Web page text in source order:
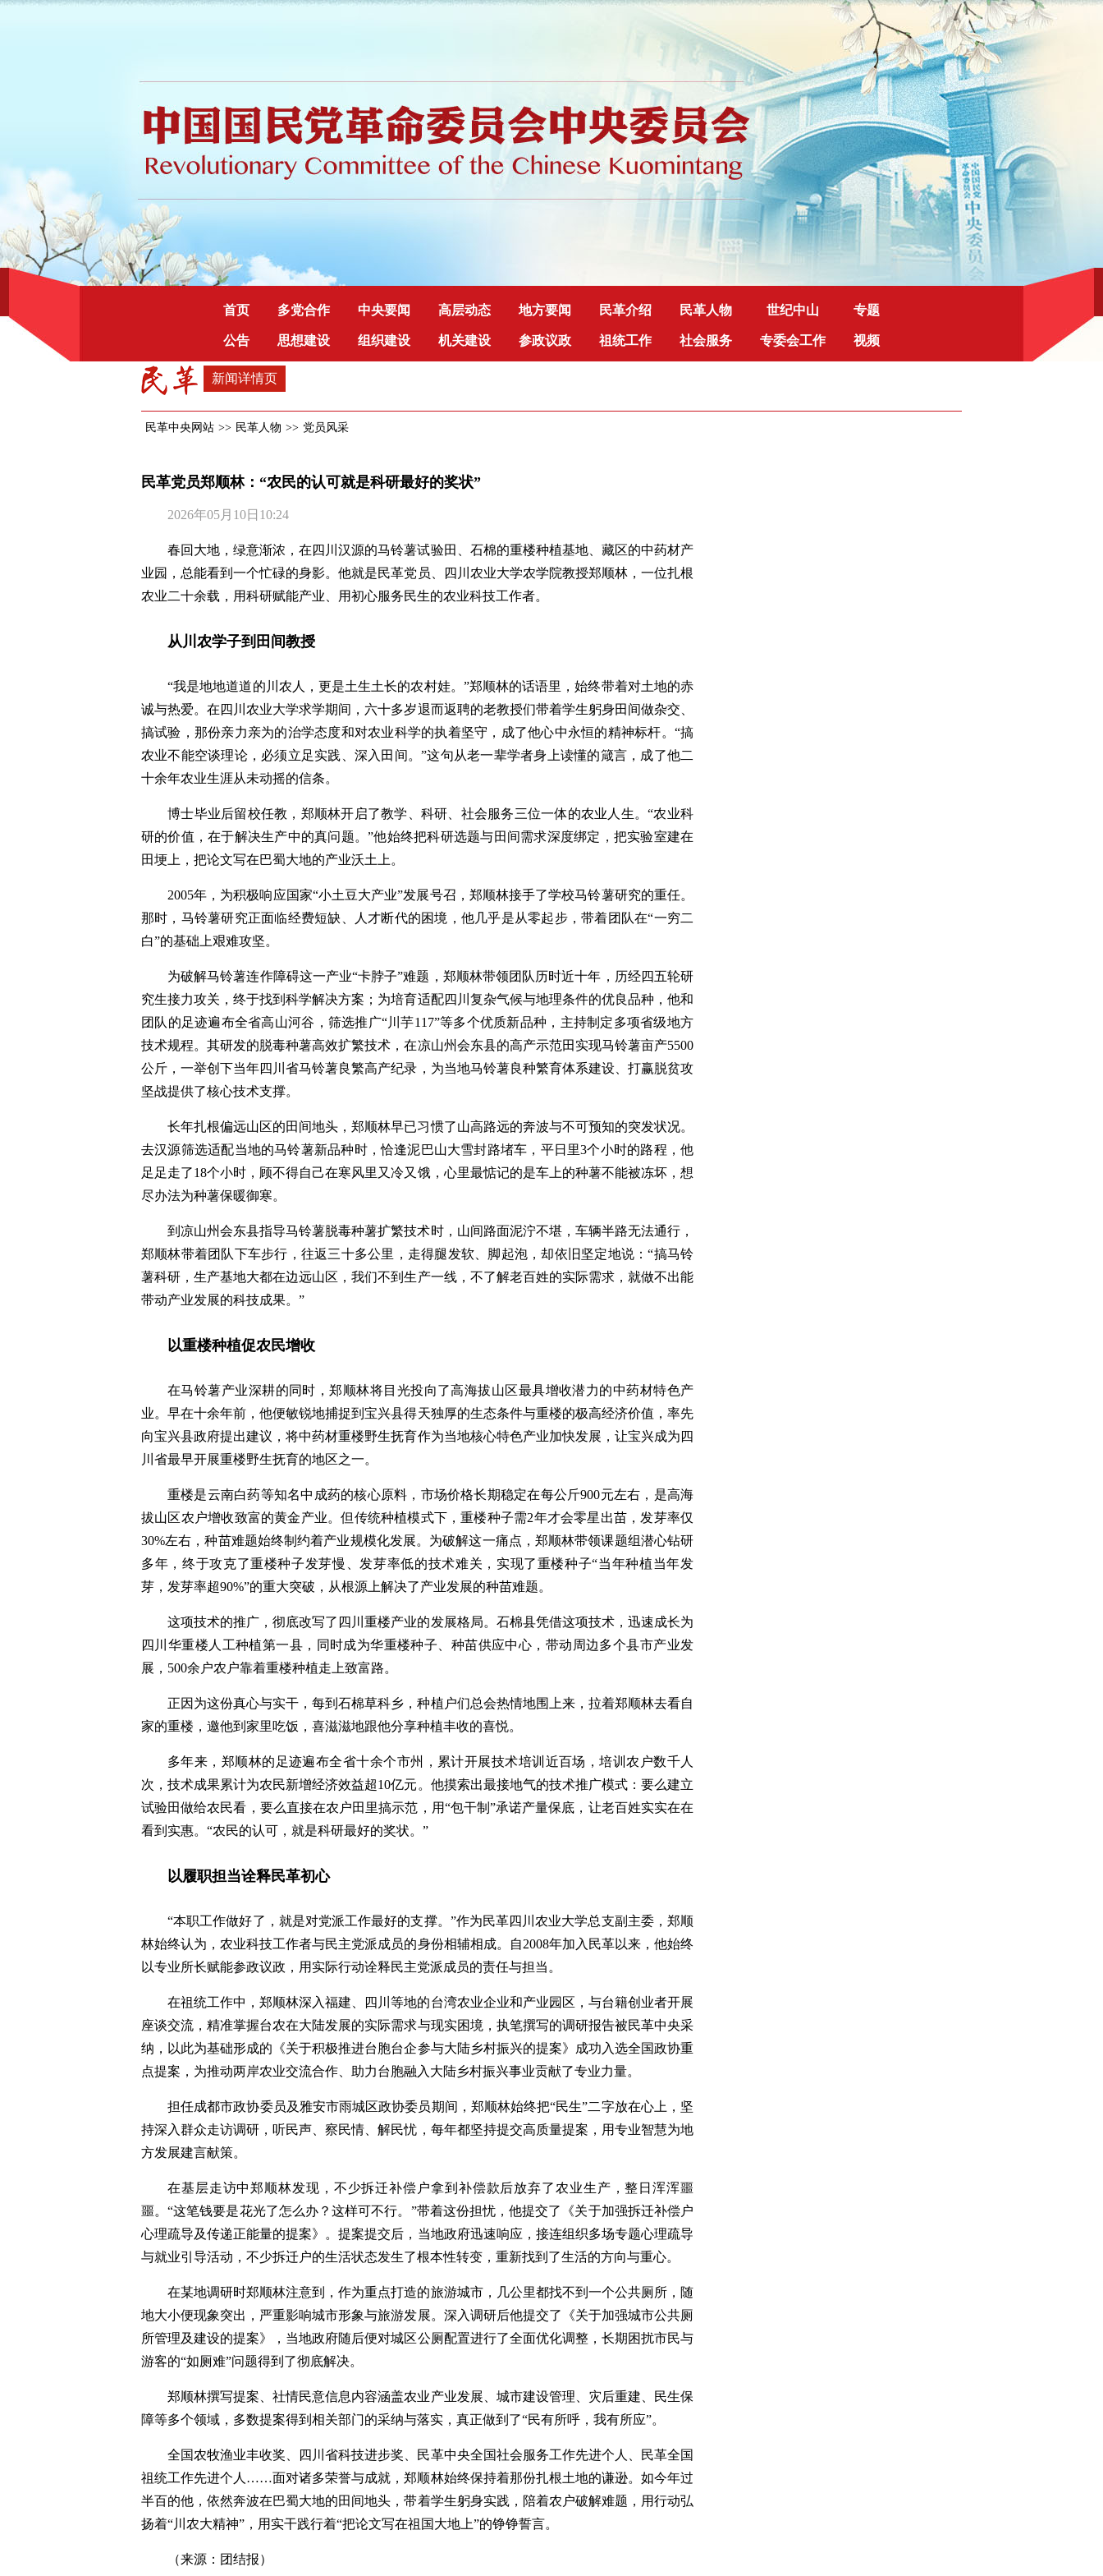
首页 多党合作 中央要闻 高层动态 地方要闻 民革介绍 民革人物 世纪中山 专题
公告 思想建设 组织建设 机关建设 参政议政 祖统工作 社会服务 专委会工作 视频
新闻详情页
民革中央网站 >> 民革人物 >> 党员风采
民革党员郑顺林：“农民的认可就是科研最好的奖状”
2026年05月10日10:24
春回大地，绿意渐浓，在四川汉源的马铃薯试验田、石棉的重楼种植基地、藏区的中药材产
业园，总能看到一个忙碌的身影。他就是民革党员、四川农业大学农学院教授郑顺林，一位扎根
农业二十余载，用科研赋能产业、用初心服务民生的农业科技工作者。
从川农学子到田间教授
“我是地地道道的川农人，更是土生土长的农村娃。”郑顺林的话语里，始终带着对土地的赤
诚与热爱。在四川农业大学求学期间，六十多岁退而返聘的老教授们带着学生躬身田间做杂交、
搞试验，那份亲力亲为的治学态度和对农业科学的执着坚守，成了他心中永恒的精神标杆。“搞
农业不能空谈理论，必须立足实践、深入田间。”这句从老一辈学者身上读懂的箴言，成了他二
十余年农业生涯从未动摇的信条。
博士毕业后留校任教，郑顺林开启了教学、科研、社会服务三位一体的农业人生。“农业科
研的价值，在于解决生产中的真问题。”他始终把科研选题与田间需求深度绑定，把实验室建在
田埂上，把论文写在巴蜀大地的产业沃土上。
2005年，为积极响应国家“小土豆大产业”发展号召，郑顺林接手了学校马铃薯研究的重任。
那时，马铃薯研究正面临经费短缺、人才断代的困境，他几乎是从零起步，带着团队在“一穷二
白”的基础上艰难攻坚。
为破解马铃薯连作障碍这一产业“卡脖子”难题，郑顺林带领团队历时近十年，历经四五轮研
究生接力攻关，终于找到科学解决方案；为培育适配四川复杂气候与地理条件的优良品种，他和
团队的足迹遍布全省高山河谷，筛选推广“川芋117”等多个优质新品种，主持制定多项省级地方
技术规程。其研发的脱毒种薯高效扩繁技术，在凉山州会东县的高产示范田实现马铃薯亩产5500
公斤，一举创下当年四川省马铃薯良繁高产纪录，为当地马铃薯良种繁育体系建设、打赢脱贫攻
坚战提供了核心技术支撑。
长年扎根偏远山区的田间地头，郑顺林早已习惯了山高路远的奔波与不可预知的突发状况。
去汉源筛选适配当地的马铃薯新品种时，恰逢泥巴山大雪封路堵车，平日里3个小时的路程，他
足足走了18个小时，顾不得自己在寒风里又冷又饿，心里最惦记的是车上的种薯不能被冻坏，想
尽办法为种薯保暖御寒。
到凉山州会东县指导马铃薯脱毒种薯扩繁技术时，山间路面泥泞不堪，车辆半路无法通行，
郑顺林带着团队下车步行，往返三十多公里，走得腿发软、脚起泡，却依旧坚定地说：“搞马铃
薯科研，生产基地大都在边远山区，我们不到生产一线，不了解老百姓的实际需求，就做不出能
带动产业发展的科技成果。”
以重楼种植促农民增收
在马铃薯产业深耕的同时，郑顺林将目光投向了高海拔山区最具增收潜力的中药材特色产
业。早在十余年前，他便敏锐地捕捉到宝兴县得天独厚的生态条件与重楼的极高经济价值，率先
向宝兴县政府提出建议，将中药材重楼野生抚育作为当地核心特色产业加快发展，让宝兴成为四
川省最早开展重楼野生抚育的地区之一。
重楼是云南白药等知名中成药的核心原料，市场价格长期稳定在每公斤900元左右，是高海
拔山区农户增收致富的黄金产业。但传统种植模式下，重楼种子需2年才会零星出苗，发芽率仅
30%左右，种苗难题始终制约着产业规模化发展。为破解这一痛点，郑顺林带领课题组潜心钻研
多年，终于攻克了重楼种子发芽慢、发芽率低的技术难关，实现了重楼种子“当年种植当年发
芽，发芽率超90%”的重大突破，从根源上解决了产业发展的种苗难题。
这项技术的推广，彻底改写了四川重楼产业的发展格局。石棉县凭借这项技术，迅速成长为
四川华重楼人工种植第一县，同时成为华重楼种子、种苗供应中心，带动周边多个县市产业发
展，500余户农户靠着重楼种植走上致富路。
正因为这份真心与实干，每到石棉草科乡，种植户们总会热情地围上来，拉着郑顺林去看自
家的重楼，邀他到家里吃饭，喜滋滋地跟他分享种植丰收的喜悦。
多年来，郑顺林的足迹遍布全省十余个市州，累计开展技术培训近百场，培训农户数千人
次，技术成果累计为农民新增经济效益超10亿元。他摸索出最接地气的技术推广模式：要么建立
试验田做给农民看，要么直接在农户田里搞示范，用“包干制”承诺产量保底，让老百姓实实在在
看到实惠。“农民的认可，就是科研最好的奖状。”
以履职担当诠释民革初心
“本职工作做好了，就是对党派工作最好的支撑。”作为民革四川农业大学总支副主委，郑顺
林始终认为，农业科技工作者与民主党派成员的身份相辅相成。自2008年加入民革以来，他始终
以专业所长赋能参政议政，用实际行动诠释民主党派成员的责任与担当。
在祖统工作中，郑顺林深入福建、四川等地的台湾农业企业和产业园区，与台籍创业者开展
座谈交流，精准掌握台农在大陆发展的实际需求与现实困境，执笔撰写的调研报告被民革中央采
纳，以此为基础形成的《关于积极推进台胞台企参与大陆乡村振兴的提案》成功入选全国政协重
点提案，为推动两岸农业交流合作、助力台胞融入大陆乡村振兴事业贡献了专业力量。
担任成都市政协委员及雅安市雨城区政协委员期间，郑顺林始终把“民生”二字放在心上，坚
持深入群众走访调研，听民声、察民情、解民忧，每年都坚持提交高质量提案，用专业智慧为地
方发展建言献策。
在基层走访中郑顺林发现，不少拆迁补偿户拿到补偿款后放弃了农业生产，整日浑浑噩
噩。“这笔钱要是花光了怎么办？这样可不行。”带着这份担忧，他提交了《关于加强拆迁补偿户
心理疏导及传递正能量的提案》。提案提交后，当地政府迅速响应，接连组织多场专题心理疏导
与就业引导活动，不少拆迁户的生活状态发生了根本性转变，重新找到了生活的方向与重心。
在某地调研时郑顺林注意到，作为重点打造的旅游城市，几公里都找不到一个公共厕所，随
地大小便现象突出，严重影响城市形象与旅游发展。深入调研后他提交了《关于加强城市公共厕
所管理及建设的提案》，当地政府随后便对城区公厕配置进行了全面优化调整，长期困扰市民与
游客的“如厕难”问题得到了彻底解决。
郑顺林撰写提案、社情民意信息内容涵盖农业产业发展、城市建设管理、灾后重建、民生保
障等多个领域，多数提案得到相关部门的采纳与落实，真正做到了“民有所呼，我有所应”。
全国农牧渔业丰收奖、四川省科技进步奖、民革中央全国社会服务工作先进个人、民革全国
祖统工作先进个人……面对诸多荣誉与成就，郑顺林始终保持着那份扎根土地的谦逊。如今年过
半百的他，依然奔波在巴蜀大地的田间地头，带着学生躬身实践，陪着农户破解难题，用行动弘
扬着“川农大精神”，用实干践行着“把论文写在祖国大地上”的铮铮誓言。
（来源：团结报）